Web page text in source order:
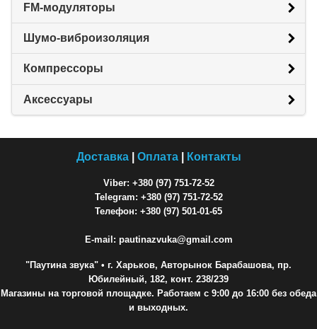
FM-модуляторы
Шумо-виброизоляция
Компрессоры
Аксессуары
Доставка| Оплата| Контакты
Viber: +380 (97) 751-72-52
Telegram: +380 (97) 751-72-52
Телефон: +380 (97) 501-01-65
E-mail: pautinazvuka@gmail.com
"Паутина звука" • г. Харьков, Авторынок Барабашова, пр.
Юбилейный, 182, конт. 238/239
Магазины на торговой площадке. Работаем с 9:00 до 16:00 без обеда
и выходных.